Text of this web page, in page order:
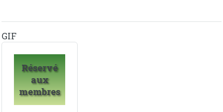
GIF
Réservé
aux
membres